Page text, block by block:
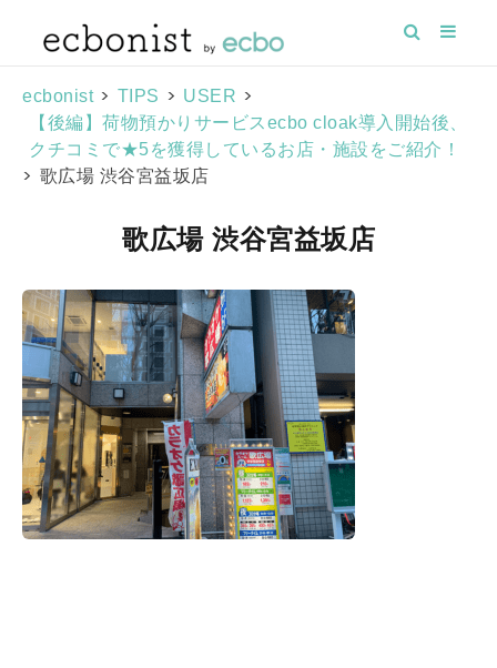
ecbonist > TIPS > USER >
【後編】荷物預かりサービスecbo cloak導入開始後、
クチコミで★5を獲得しているお店・施設をご紹介！
> 歌広場 渋谷宮益坂店
歌広場 渋谷宮益坂店